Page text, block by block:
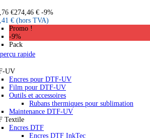
€274,46 € -9%
€ (hors TVA)
Promo !
-9%
Pack
rapide
UV
Encres pour DTF-UV
Film pour DTF-UV
Outils et accessoires
Rubans thermiques pour sublimation
Maintenance DTF-UV
Textile
Encres DTF
Encres DTF InkTec